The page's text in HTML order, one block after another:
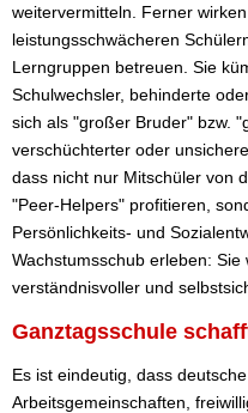
weitervermitteln. Ferner
leistungsschwächeren
Lerngruppen betreuen. Sie
Schulwechsler, behinderte
sich als "großer Bruder" bzw.
verschüchterter oder
dass nicht nur Mitschüler von
"Peer-Helpers" profitieren,
Persönlichkeits- und
Wachstumsschub erleben: Sie
verständnisvoller und
Ganztagsschule
Es ist eindeutig, dass
Arbeitsgemeinschaften,